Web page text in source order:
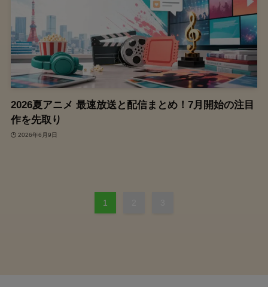
2026夏アニメ 最速放送と配信まとめ！7月開始の注目
作を先取り
2026年6月9日
1